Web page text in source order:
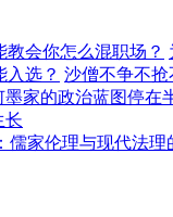
会你怎么混职场？
入选？ 沙僧不争不抢
家的政治蓝图停在
长
儒家伦理与现代法理